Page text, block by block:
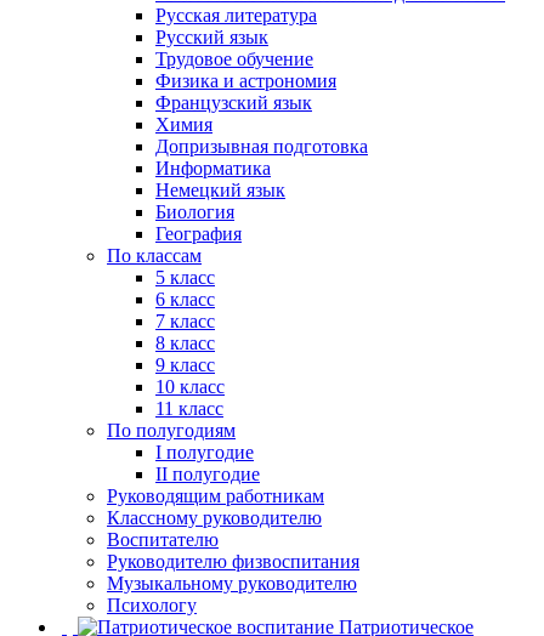
Русская литература
Русский язык
Трудовое обучение
Физика и астрономия
Французский язык
Химия
Допризывная подготовка
Информатика
Немецкий язык
Биология
География
По классам
5 класс
6 класс
7 класс
8 класс
9 класс
10 класс
11 класс
По полугодиям
I полугодие
II полугодие
Руководящим работникам
Классному руководителю
Воспитателю
Руководителю физвоспитания
Музыкальному руководителю
Психологу
Патриотическое